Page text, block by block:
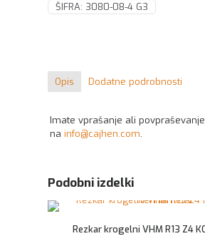
ŠIFRA: 3080-08-4 G3
Opis Dodatne podrobnosti
Imate vprašanje ali
na info@cajhen.com.
Podobni izdelki
Rezkar krogelni VHM R13 Z4